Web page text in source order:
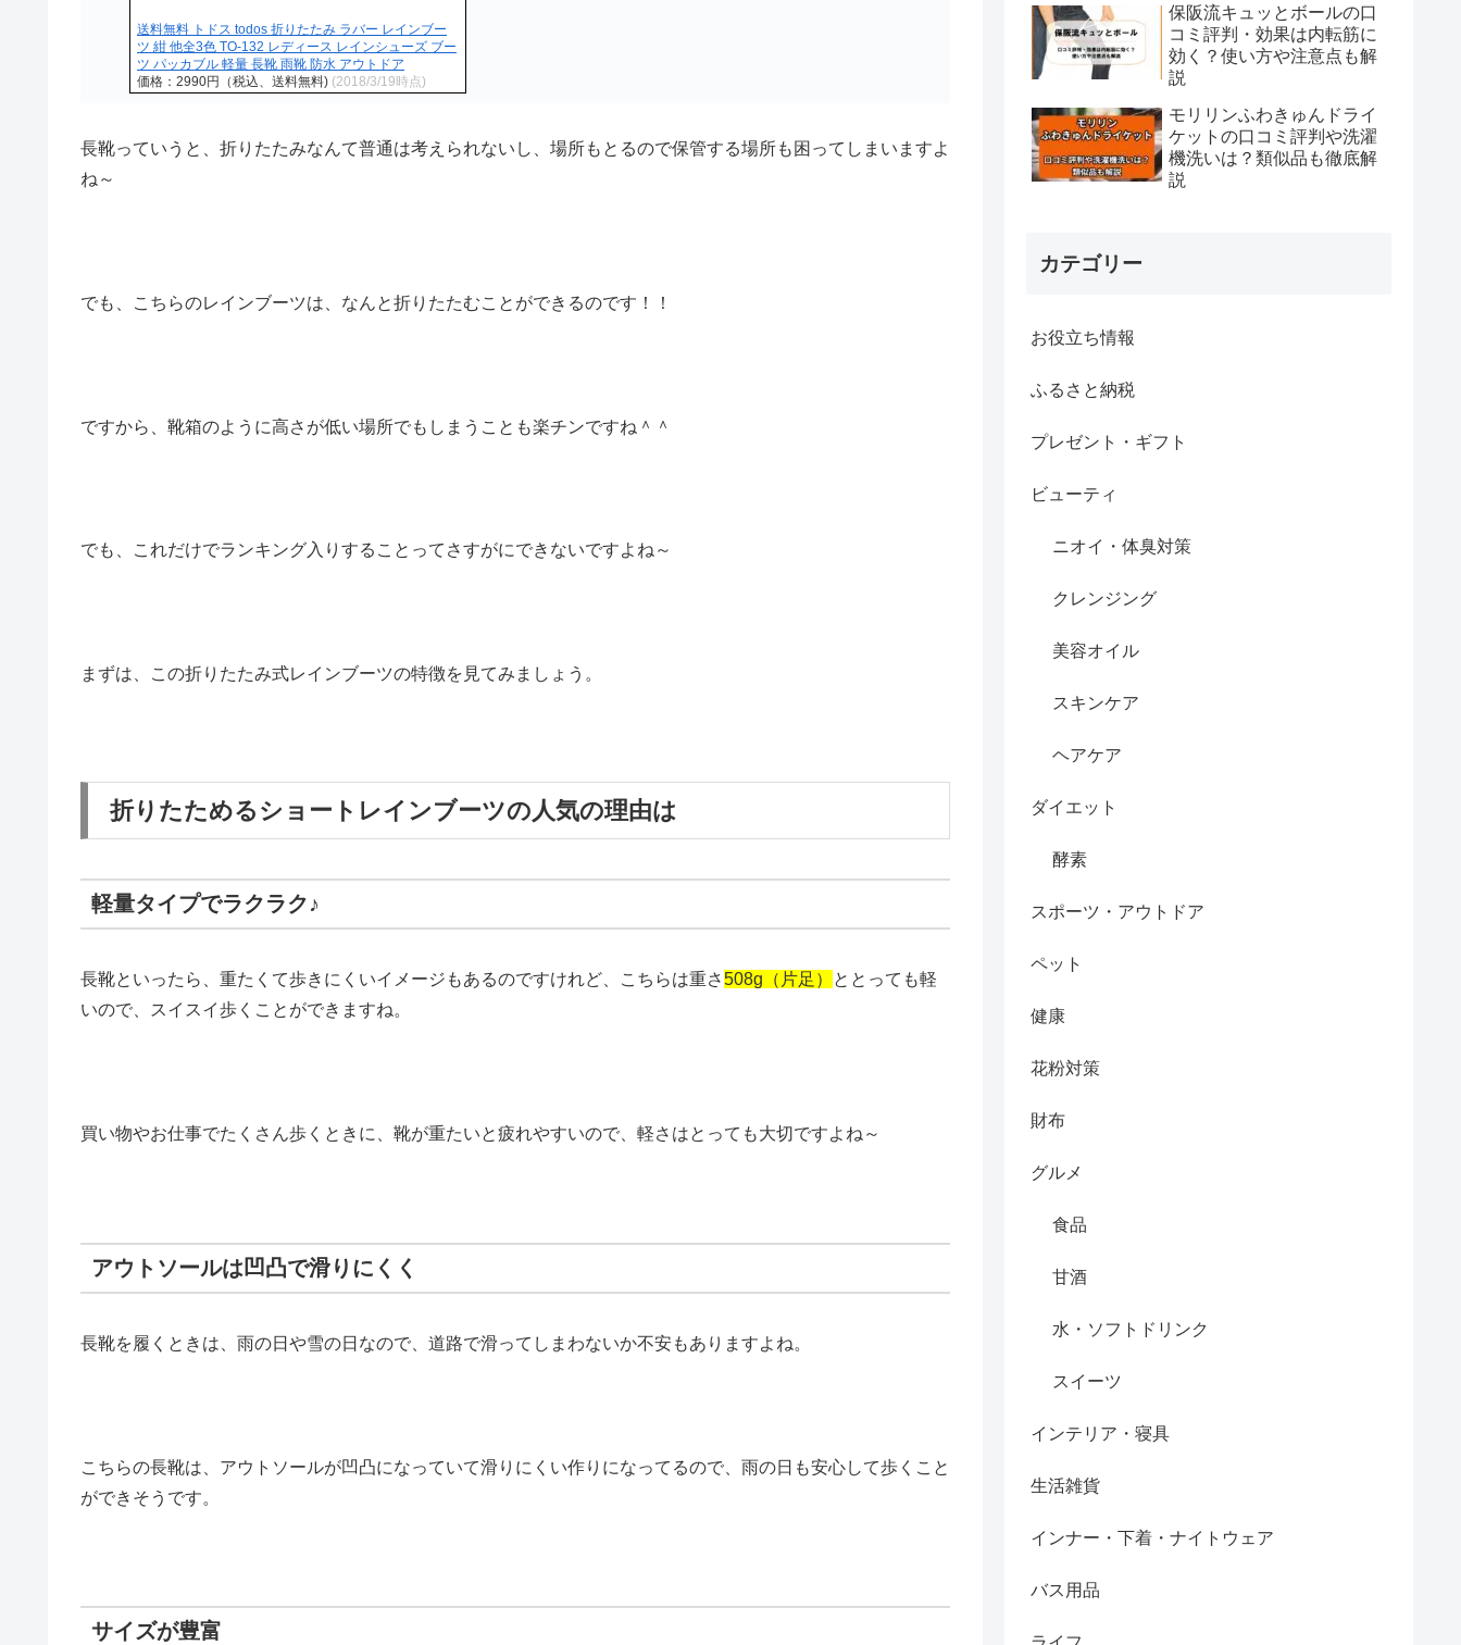
送料無料 トドス todos 折りたたみ ラバー レインブー
ツ 紺 他全3色 TO-132 レディース レインシューズ ブー
ツ パッカブル 軽量 長靴 雨靴 防水 アウトドア
価格：2990円（税込、送料無料) (2018/3/19時点)
長靴っていうと、折りたたみなんて普通は考えられないし、場所もとるので保管する場所も困ってしまいますよ
ね～
でも、こちらのレインブーツは、なんと折りたたむことができるのです！！
ですから、靴箱のように高さが低い場所でもしまうことも楽チンですね＾＾
でも、これだけでランキング入りすることってさすがにできないですよね～
まずは、この折りたたみ式レインブーツの特徴を見てみましょう。
折りたためるショートレインブーツの人気の理由は
軽量タイプでラクラク♪
長靴といったら、重たくて歩きにくいイメージもあるのですけれど、こちらは重さ508g（片足）
ととっても軽
いので、スイスイ歩くことができますね。
買い物やお仕事でたくさん歩くときに、靴が重たいと疲れやすいので、軽さはとっても大切ですよね～
アウトソールは凹凸で滑りにくく
長靴を履くときは、雨の日や雪の日なので、道路で滑ってしまわないか不安もありますよね。
こちらの長靴は、アウトソールが凹凸になっていて滑りにくい作りになってるので、雨の日も安心して歩くこと
ができそうです。
サイズが豊富
保阪流キュッとボールの口
コミ評判・効果は内転筋に
効く？使い方や注意点も解
説
モリリンふわきゅんドライ
ケットの口コミ評判や洗濯
機洗いは？類似品も徹底解
説
カテゴリー
お役立ち情報
ふるさと納税
プレゼント・ギフト
ビューティ
ニオイ・体臭対策
クレンジング
美容オイル
スキンケア
ヘアケア
ダイエット
酵素
スポーツ・アウトドア
ペット
健康
花粉対策
財布
グルメ
食品
甘酒
水・ソフトドリンク
スイーツ
インテリア・寝具
生活雑貨
インナー・下着・ナイトウェア
バス用品